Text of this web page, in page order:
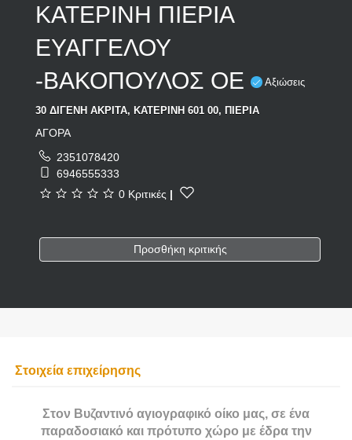
ΚΑΤΕΡΙΝΗ ΠΙΕΡΙΑ
ΕΥΑΓΓΕΛΟΥ
-ΒΑΚΟΠΟΥΛΟΣ ΟΕ
Αξιώσεις
30 ΔΙΓΕΝΗ ΑΚΡΙΤΑ, ΚΑΤΕΡΙΝΗ 601 00, ΠΙΕΡΙΑ
ΑΓΟΡΑ
2351078420
6946555333
0 Κριτικές |
Προσθήκη κριτικής
Στοιχεία επιχείρησης
Στον Βυζαντινό αγιογραφικό οίκο μας, σε ένα
παραδοσιακό και πρότυπο χώρο με έδρα την